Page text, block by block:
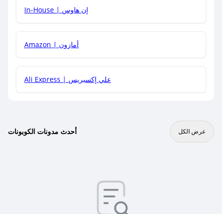
In-House | إن هاوس
Amazon | أمازون
Ali Express | علي إكسبريس
أحدث مدونات الكوبونات عرض الكل